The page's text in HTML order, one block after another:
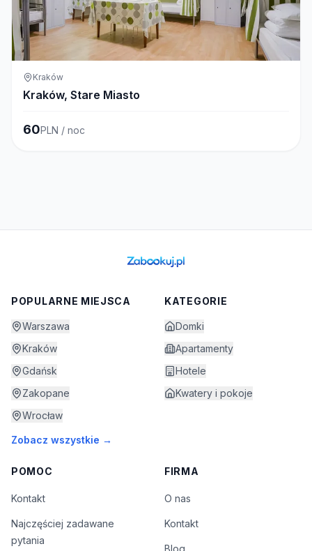
Kraków
Kraków, Stare Miasto
60PLN / noc
POPULARNE MIEJSCA
Warszawa
Kraków
Gdańsk
Zakopane
Wrocław
Zobacz wszystkie →
KATEGORIE
Domki
Apartamenty
Hotele
Kwatery i pokoje
POMOC
Kontakt
Najczęściej zadawane
pytania
FIRMA
O nas
Kontakt
Blog